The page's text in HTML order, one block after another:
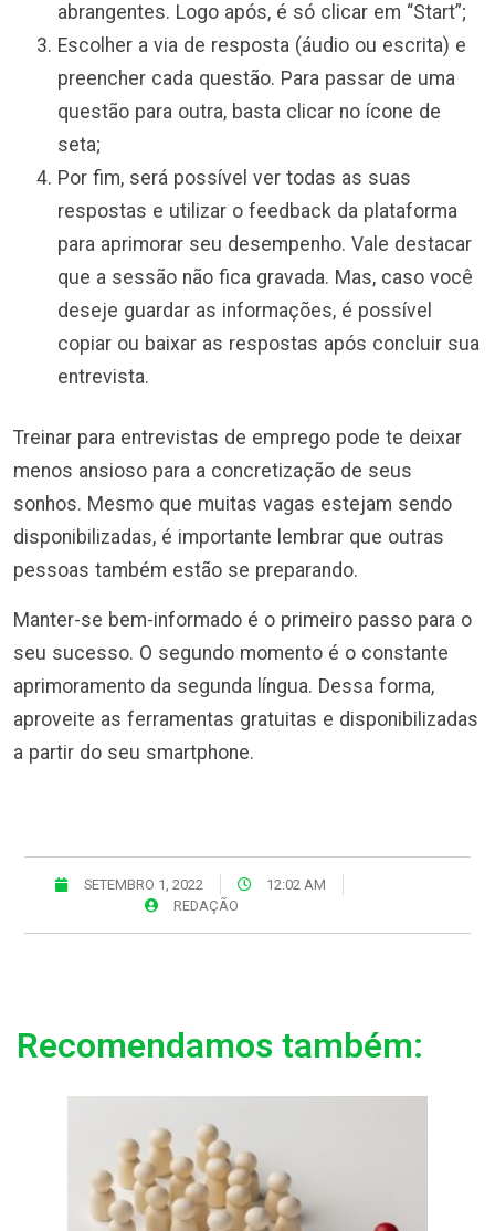
abrangentes. Logo após, é só clicar em “Start”;
Escolher a via de resposta (áudio ou escrita) e
preencher cada questão. Para passar de uma
questão para outra, basta clicar no ícone de
seta;
Por fim, será possível ver todas as suas
respostas e utilizar o feedback da plataforma
para aprimorar seu desempenho. Vale destacar
que a sessão não fica gravada. Mas, caso você
deseje guardar as informações, é possível
copiar ou baixar as respostas após concluir sua
entrevista.
Treinar para entrevistas de emprego pode te deixar
menos ansioso para a concretização de seus
sonhos. Mesmo que muitas vagas estejam sendo
disponibilizadas, é importante lembrar que outras
pessoas também estão se preparando.
Manter-se bem-informado é o primeiro passo para o
seu sucesso. O segundo momento é o constante
aprimoramento da segunda língua. Dessa forma,
aproveite as ferramentas gratuitas e disponibilizadas
a partir do seu smartphone.
SETEMBRO 1, 2022
12:02 AM
REDAÇÃO
Recomendamos também: